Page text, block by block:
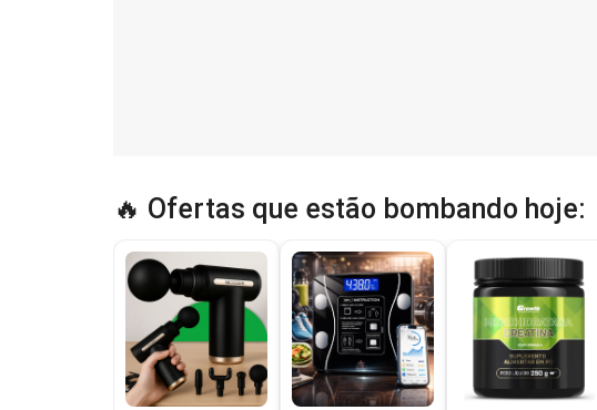
🔥 Ofertas que estão bombando hoje: